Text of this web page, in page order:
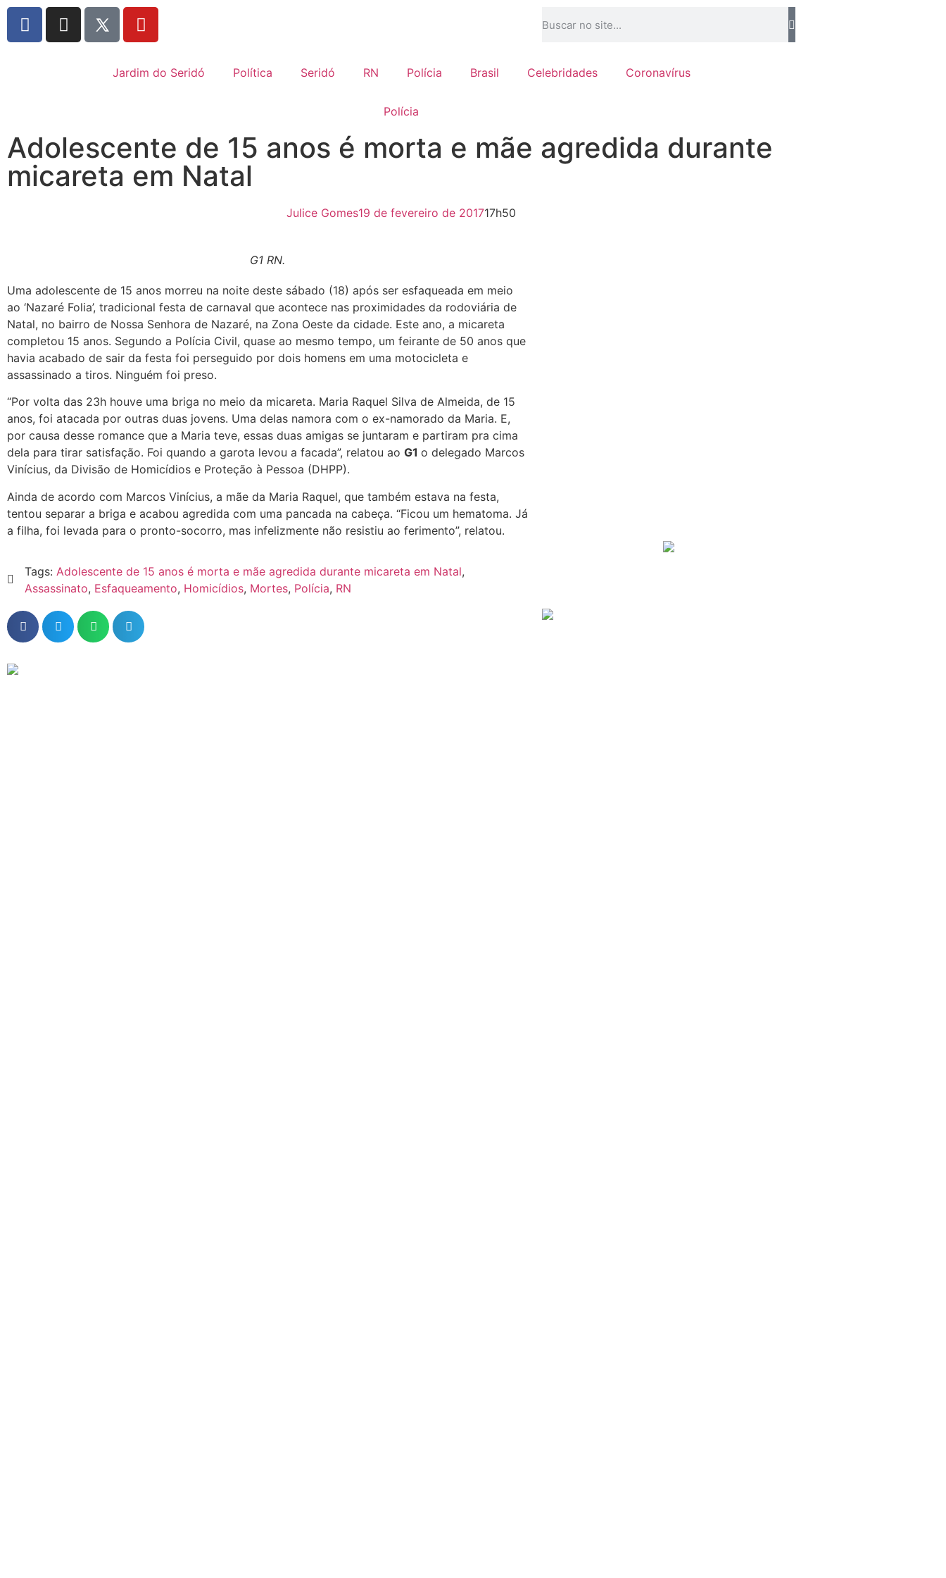
Jardim do Seridó Política Seridó RN Polícia Brasil Celebridades Coronavírus
Polícia
Adolescente de 15 anos é morta e mãe agredida durante
micareta em Natal
Julice Gomes19 de fevereiro de 201717h50
G1 RN.
Uma adolescente de 15 anos morreu na noite deste sábado (18) após ser esfaqueada em meio
ao ‘Nazaré Folia’, tradicional festa de carnaval que acontece nas proximidades da rodoviária de
Natal, no bairro de Nossa Senhora de Nazaré, na Zona Oeste da cidade. Este ano, a micareta
completou 15 anos. Segundo a Polícia Civil, quase ao mesmo tempo, um feirante de 50 anos que
havia acabado de sair da festa foi perseguido por dois homens em uma motocicleta e
assassinado a tiros. Ninguém foi preso.
“Por volta das 23h houve uma briga no meio da micareta. Maria Raquel Silva de Almeida, de 15
anos, foi atacada por outras duas jovens. Uma delas namora com o ex-namorado da Maria. E,
por causa desse romance que a Maria teve, essas duas amigas se juntaram e partiram pra cima
dela para tirar satisfação. Foi quando a garota levou a facada”, relatou ao G1 o delegado Marcos
Vinícius, da Divisão de Homicídios e Proteção à Pessoa (DHPP).
Ainda de acordo com Marcos Vinícius, a mãe da Maria Raquel, que também estava na festa,
tentou separar a briga e acabou agredida com uma pancada na cabeça. “Ficou um hematoma. Já
a filha, foi levada para o pronto-socorro, mas infelizmente não resistiu ao ferimento”, relatou.
Tags: Adolescente de 15 anos é morta e mãe agredida durante micareta em Natal,
Assassinato, Esfaqueamento, Homicídios, Mortes, Polícia, RN